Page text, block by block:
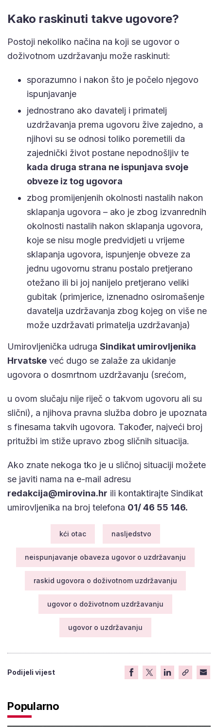
Kako raskinuti takve ugovore?
Postoji nekoliko načina na koji se ugovor o
doživotnom uzdržavanju može raskinuti:
sporazumno i nakon što je počelo njegovo
ispunjavanje
jednostrano ako davatelj i primatelj
uzdržavanja prema ugovoru žive zajedno, a
njihovi su se odnosi toliko poremetili da
zajednički život postane nepodnošljiv te
kada druga strana ne ispunjava svoje
obveze iz tog ugovora
zbog promijenjenih okolnosti nastalih nakon
sklapanja ugovora – ako je zbog izvanrednih
okolnosti nastalih nakon sklapanja ugovora,
koje se nisu mogle predvidjeti u vrijeme
sklapanja ugovora, ispunjenje obveze za
jednu ugovornu stranu postalo pretjerano
otežano ili bi joj nanijelo pretjerano veliki
gubitak (primjerice, iznenadno osiromašenje
davatelja uzdržavanja zbog kojeg on više ne
može uzdržavati primatelja uzdržavanja)
Umirovljenička udruga Sindikat umirovljenika
Hrvatske već dugo se zalaže za ukidanje
ugovora o dosmrtnom uzdržavanju (srećom,
u ovom slučaju nije riječ o takvom ugovoru ali su
slični), a njihova pravna služba dobro je upoznata
s finesama takvih ugovora. Također, najveći broj
pritužbi im stiže upravo zbog sličnih situacija.
Ako znate nekoga tko je u sličnoj situaciji možete
se javiti nama na e-mail adresu
redakcija@mirovina.hr ili kontaktirajte Sindikat
umirovljenika na broj telefona 01/ 46 55 146.
kći otac nasljedstvo
neispunjavanje obaveza ugovor o uzdržavanju
raskid ugovora o doživotnom uzdržavanju
ugovor o doživotnom uzdržavanju
ugovor o uzdržavanju
Podijeli vijest
Popularno